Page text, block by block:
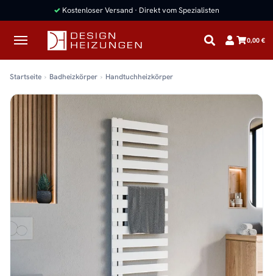
✓ Kostenloser Versand · Direkt vom Spezialisten
0,00 €
Startseite Badheizkörper Handtuchheizkörper